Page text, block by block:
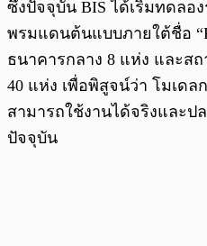
ซึ่งปัจจุบัน BIS ได้เริ่มทดลอ
พรมแดนต้นแบบภายใต้ชื่อ
ธนาคารกลาง 8 แห่ง และส
40 แห่ง เพื่อพิสูจน์ว่า โมเดล
สามารถใช้งานได้จริงและป
ปัจจุบัน